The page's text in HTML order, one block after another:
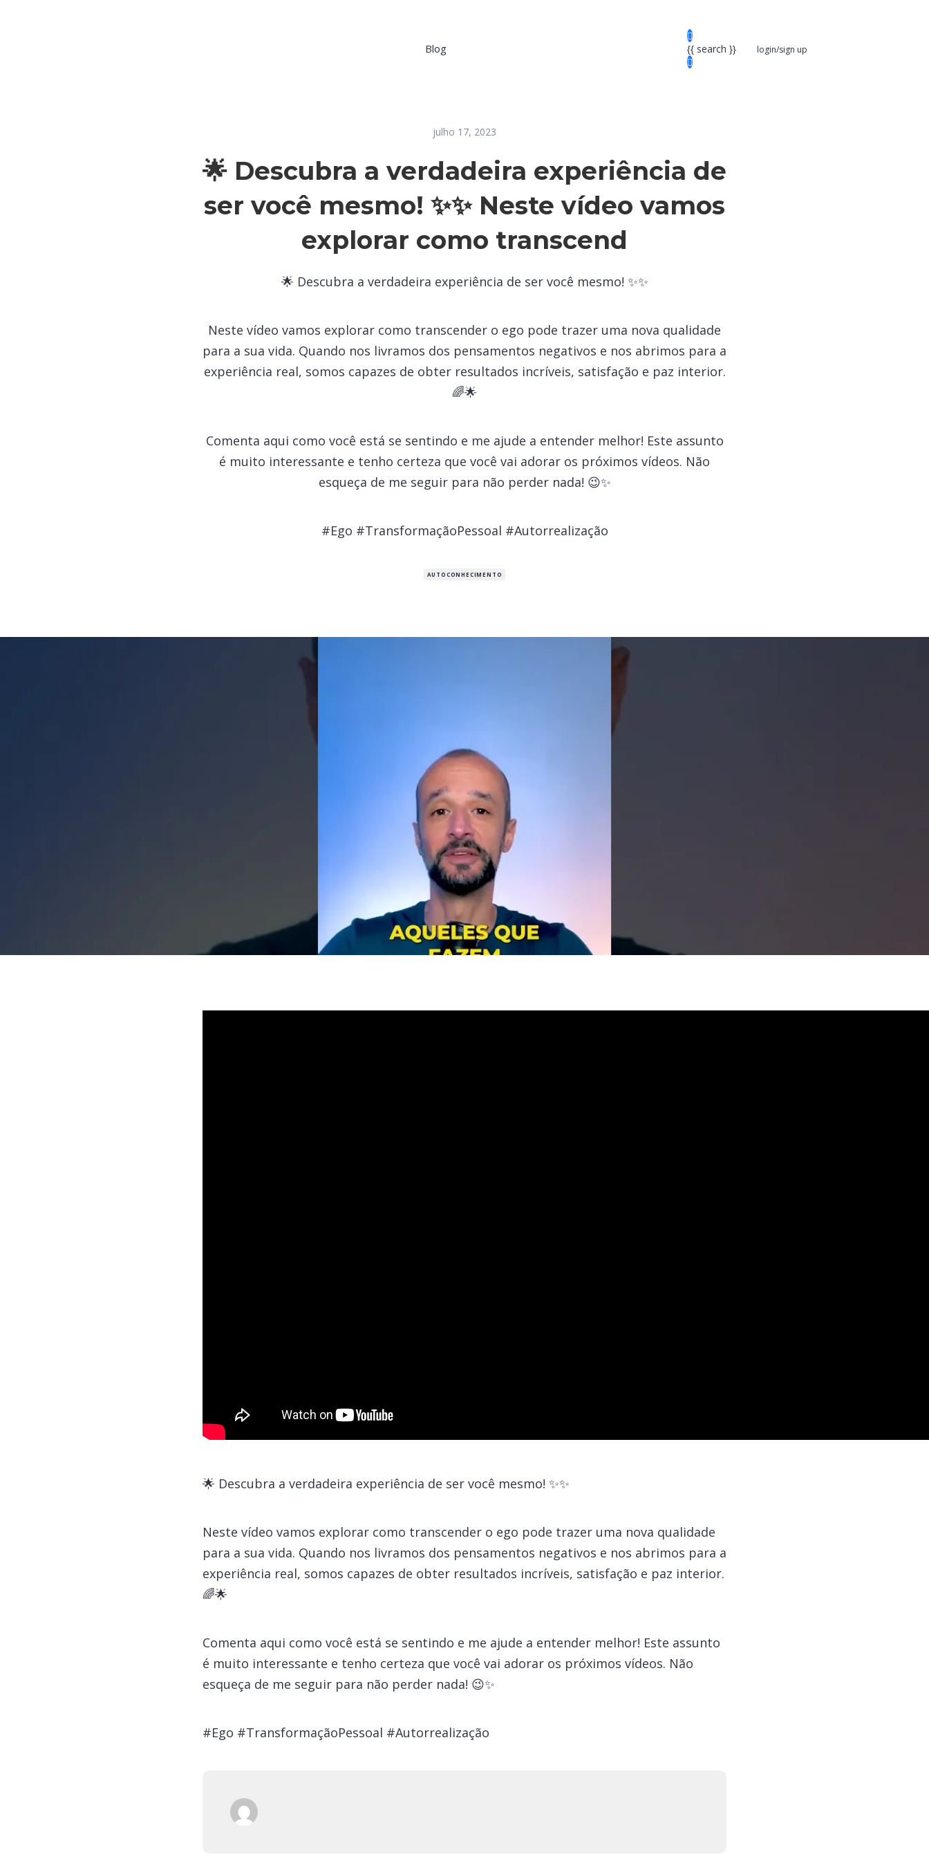
Blog {{ search }} login/sign up
julho 17, 2023
🌟 Descubra a verdadeira experiência de
ser você mesmo! ✨✨ Neste vídeo vamos
explorar como transcend
🌟 Descubra a verdadeira experiência de ser você mesmo! ✨✨
Neste vídeo vamos explorar como transcender o ego pode trazer uma nova qualidade
para a sua vida. Quando nos livramos dos pensamentos negativos e nos abrimos para a
experiência real, somos capazes de obter resultados incríveis, satisfação e paz interior.
🌈🌟
Comenta aqui como você está se sentindo e me ajude a entender melhor! Este assunto
é muito interessante e tenho certeza que você vai adorar os próximos vídeos. Não
esqueça de me seguir para não perder nada! 😉✨
#Ego #TransformaçãoPessoal #Autorrealização
AUTOCONHECIMENTO
🌟 Descubra a verdadeira experiência de ser você mesmo! ✨✨
Neste vídeo vamos explorar como transcender o ego pode trazer uma nova qualidade
para a sua vida. Quando nos livramos dos pensamentos negativos e nos abrimos para a
experiência real, somos capazes de obter resultados incríveis, satisfação e paz interior.
🌈🌟
Comenta aqui como você está se sentindo e me ajude a entender melhor! Este assunto
é muito interessante e tenho certeza que você vai adorar os próximos vídeos. Não
esqueça de me seguir para não perder nada! 😉✨
#Ego #TransformaçãoPessoal #Autorrealização